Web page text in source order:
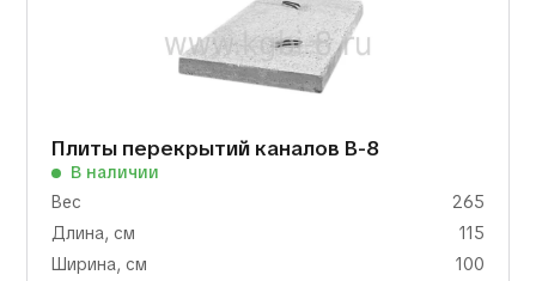
Плиты перекрытий каналов В-8
В наличии
Вес
265
Длина, см
115
Ширина, см
100